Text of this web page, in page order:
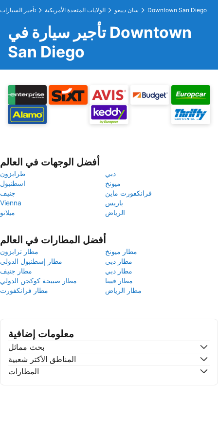
تأجير السيارات الولايات المتحدة الأمريكية سان دييغو Downtown San Diego
تأجير سيارة في Downtown
San Diego
أفضل الوجهات في العالم
طرابزون
دبي
اسطنبول
ميونخ
جنيف
فرانكفورت ماين
Vienna
باريس
ميلانو
الرياض
أفضل المطارات في العالم
مطار ترابزون
مطار ميونخ
مطار إسطنبول الدولي
مطار دبي
مطار جنيف
مطار دبي
مطار صبيحة كوكجن الدولي
مطار فيينا
مطار فرانكفورت
مطار الرياض
معلومات إضافية
بحث مماثل
المناطق الأكتر شعبية
المطارات